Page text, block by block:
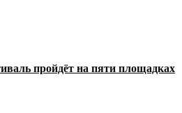
пройдёт на пяти площадках